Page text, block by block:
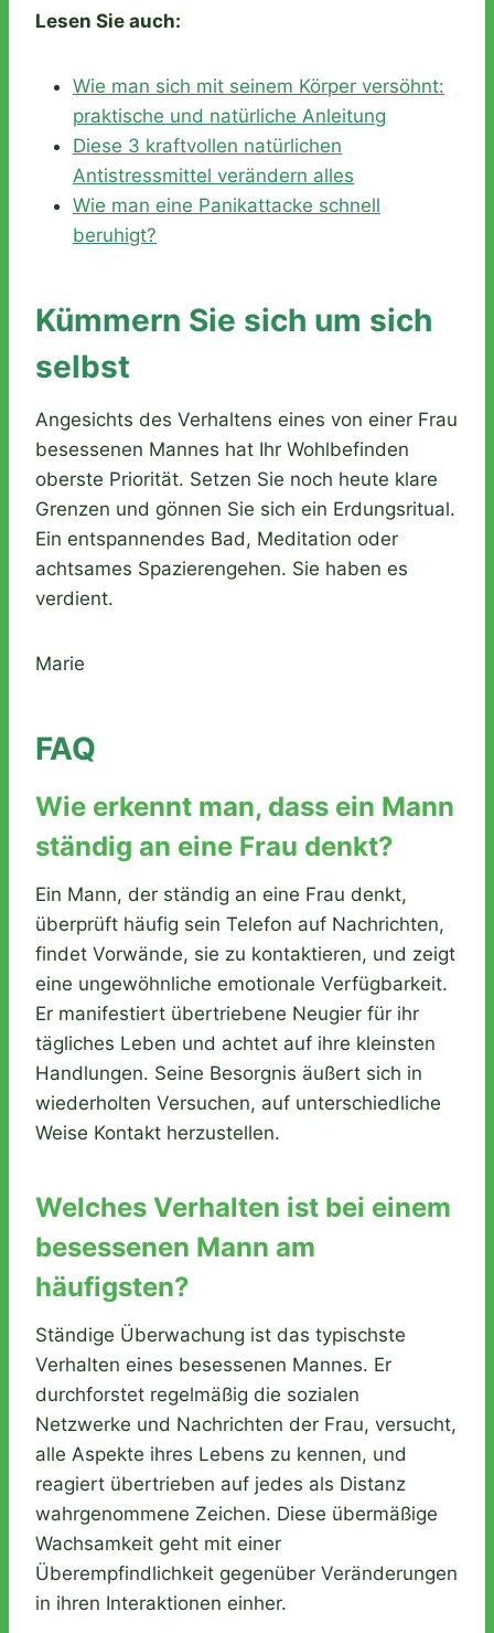
Lesen Sie auch:
Wie man sich mit seinem Körper versöhnt:
praktische und natürliche Anleitung
Diese 3 kraftvollen natürlichen
Antistressmittel verändern alles
Wie man eine Panikattacke schnell
beruhigt?
Kümmern Sie sich um sich
selbst
Angesichts des Verhaltens eines von einer Frau
besessenen Mannes hat Ihr Wohlbefinden
oberste Priorität. Setzen Sie noch heute klare
Grenzen und gönnen Sie sich ein Erdungsritual.
Ein entspannendes Bad, Meditation oder
achtsames Spazierengehen. Sie haben es
verdient.
Marie
FAQ
Wie erkennt man, dass ein Mann
ständig an eine Frau denkt?
Ein Mann, der ständig an eine Frau denkt,
überprüft häufig sein Telefon auf Nachrichten,
findet Vorwände, sie zu kontaktieren, und zeigt
eine ungewöhnliche emotionale Verfügbarkeit.
Er manifestiert übertriebene Neugier für ihr
tägliches Leben und achtet auf ihre kleinsten
Handlungen. Seine Besorgnis äußert sich in
wiederholten Versuchen, auf unterschiedliche
Weise Kontakt herzustellen.
Welches Verhalten ist bei einem
besessenen Mann am
häufigsten?
Ständige Überwachung ist das typischste
Verhalten eines besessenen Mannes. Er
durchforstet regelmäßig die sozialen
Netzwerke und Nachrichten der Frau, versucht,
alle Aspekte ihres Lebens zu kennen, und
reagiert übertrieben auf jedes als Distanz
wahrgenommene Zeichen. Diese übermäßige
Wachsamkeit geht mit einer
Überempfindlichkeit gegenüber Veränderungen
in ihren Interaktionen einher.